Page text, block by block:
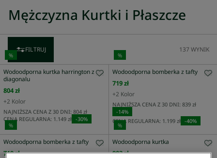
Mężczyzna Kurtki i Płaszcze
FILTRUJ 137 WYNIK
%
Wodoodporna kurtka harrington z
diagonalu
804 zł
+2 Kolor
NAJNIŻSZA CENA Z 30 DNI: 804 zł
CENA REGULARNA: 1.149 zł -30%
%
Wodoodporna bomberka z tafty
719 zł
+2 Kolor
NAJNIŻSZA CENA Z 30 DNI: 839 zł
-14%
CENA REGULARNA: 1.199 zł -40%
%
Wodoodporna bomberka z tafty
719 zł
%
Wodoodporna kurtka
903 zł